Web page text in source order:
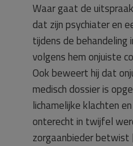
Waar gaat de
dat zijn psychiater en
tijdens de behandeling
volgens hem onjuiste
Ook beweert hij dat
medisch dossier is
lichamelijke klachten
onterecht in twijfel
zorgaanbieder